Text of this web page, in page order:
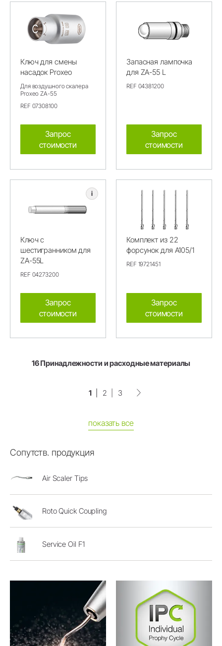
Ключ для смены
насадок Proxeo
Для воздушного скалера
Proxeo ZA-55
REF 07308100
Запрос
стоимости
Запасная лампочка
для ZA-55 L
REF 04381200
Запрос
стоимости
i
Ключ с
шестигранником для
ZA-55L
REF 04273200
Запрос
стоимости
Комплект из 22
форсунок для A105/1
REF 19721451
Запрос
стоимости
16 Принадлежности и расходные материалы
1 2 3
показать все
Сопутств. продукция
Air Scaler Tips
Roto Quick Coupling
Service Oil F1